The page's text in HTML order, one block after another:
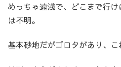
めっちゃ遠浅で、どこまで行
は不明。
基本砂地だがゴロタがあり、